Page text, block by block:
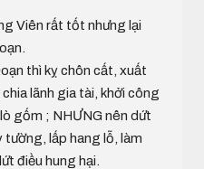
Viên rất tốt nhưng lại
thì kỵ chôn cất, xuất
chia lãnh gia tài, khởi công
gốm ; NHƯNG nên dứt
tường, lấp hang lỗ, làm
điều hung hại.